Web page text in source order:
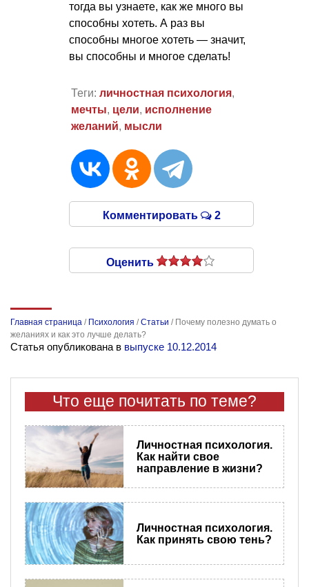
тогда вы узнаете, как же много вы
способны хотеть. А раз вы
способны многое хотеть — значит,
вы способны и многое сделать!
Теги: личностная психология,
мечты, цели, исполнение
желаний, мысли
Комментировать 2
Оценить
Главная страница / Психология /Статьи / Почему полезно думать о
желаниях и как это лучше делать?
Статья опубликована в выпуске 10.12.2014
Что еще почитать по теме?
Личностная психология.
Как найти свое
направление в жизни?
Личностная психология.
Как принять свою тень?